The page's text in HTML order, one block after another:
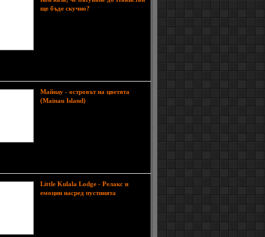
ще бъде скучно?
Майнау - островът на цветята
(Mainau Island)В Германия
Little Kulala Lodge - Релакс и
емоции насред пустинятаАко сте